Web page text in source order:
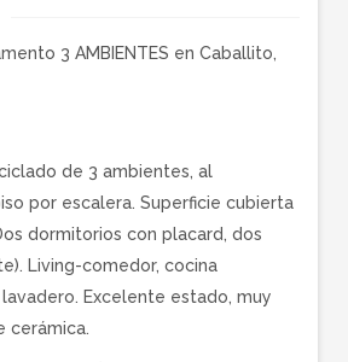
3 AMBIENTES en Caballito,
de 3 ambientes, al
por escalera. Superficie cubierta
dormitorios con placard, dos
Living-comedor, cocina
Excelente estado, muy
cerámica.